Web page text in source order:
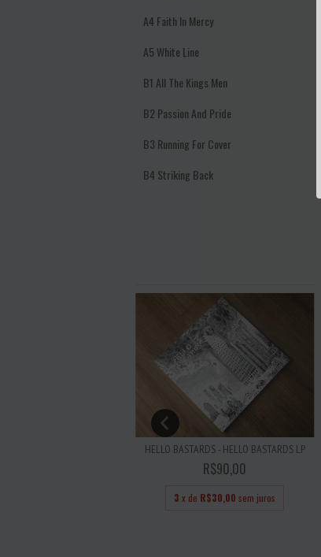
A4 Faith In Mercy
A5 White Line
B1 All The Kings Men
B2 Passion And Pride
B3 Running For Cover
B4 Striking Back
HELLO BASTARDS - HELLO BASTARDS LP
R$90,00
3 x de R$30,00 sem juros